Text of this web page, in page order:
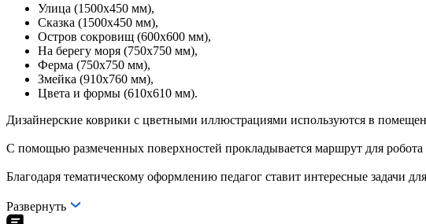
Улица (1500х450 мм),
Сказка (1500х450 мм),
Остров сокровищ (600х600 мм),
На берегу моря (750х750 мм),
Ферма (750х750 мм),
Змейка (910х760 мм),
Цвета и формы (610х610 мм).
Дизайнерские коврики с цветными иллюстрациями используются в
С помощью размеченных поверхностей прокладывается маршрут для
Благодаря тематическому оформлению педагог ставит интересные задачи
Развернуть